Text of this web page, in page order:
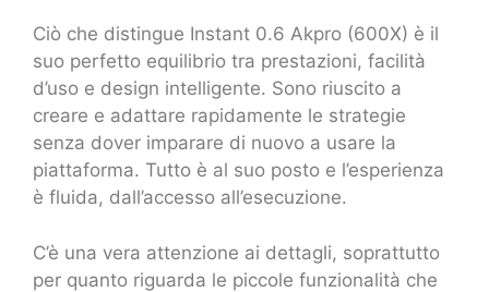
Ciò che distingue Instant 0.6 Akpro (600X) è il
suo perfetto equilibrio tra prestazioni, facilità
d’uso e design intelligente. Sono riuscito a
creare e adattare rapidamente le strategie
senza dover imparare di nuovo a usare la
piattaforma. Tutto è al suo posto e l’esperienza
è fluida, dall’accesso all’esecuzione.
C’è una vera attenzione ai dettagli, soprattutto
per quanto riguarda le piccole funzionalità che